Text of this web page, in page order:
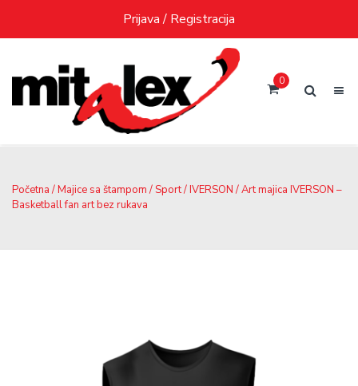
content
Prijava / Registracija
0
Početna /Majice sa štampom /Sport/IVERSON / Art majica IVERSON –
Basketball fan art bez rukava